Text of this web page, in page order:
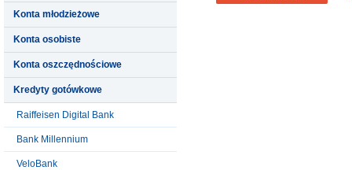
Konta młodzieżowe
Konta osobiste
Konta oszczędnościowe
Kredyty gotówkowe
Raiffeisen Digital Bank
Bank Millennium
VeloBank